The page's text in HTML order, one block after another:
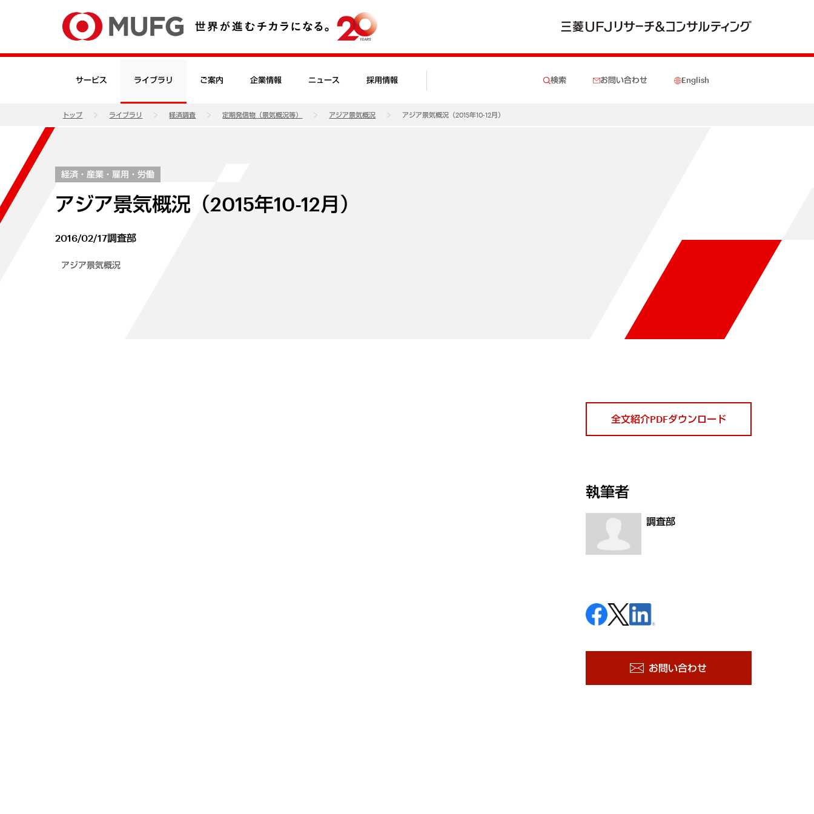
サービス ライブラリ ご案内 企業情報 ニュース 採用情報 検索 お問い合わせ English
トップ ライブラリ 経済調査 定期発信物（景気概況等） アジア景気概況 アジア景気概況（2015年10-12月）
経済・産業・雇用・労働
アジア景気概況（2015年10-12月）
2016/02/17調査部
アジア景気概況
全文紹介PDFダウンロード
執筆者
調査部
お問い合わせ